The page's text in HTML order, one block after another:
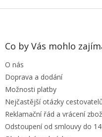
Z
Co by Vás mohlo
O nás
Doprava a dodání
Možnosti platby
Nejčastější otázky
Reklamační řád a vrácení
Odstoupení od smlouvy do